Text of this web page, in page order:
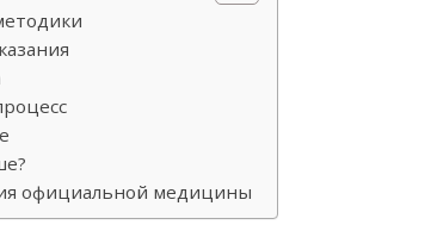
официальной медицины